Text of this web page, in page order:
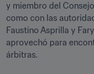
y miembro del
como con las
Faustino Asprilla y
aprovechó para
árbitras.